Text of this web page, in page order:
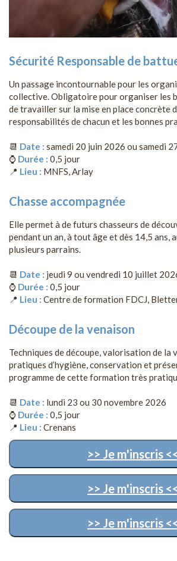
Sécurité Responsable de
Un passage incontournable pour les
collective. Obligatoire pour organiser les
de travailler sur la mise en place concrète
responsabilités de chacun et les bonnes
📆 Date : samedi 20 juin 2026 ou samedi
⌚ Durée : 0,5 jour
📍 Lieu : MNFS, Arlay
Chasse accompagnée
Elle permet à de futurs chasseurs de
pendant un an, à tout âge et dès 14,5 ans,
plusieurs parrains.
📆 Date : jeudi 9 ou vendredi 10 juillet
⌚ Durée : 0,5 jour
📍 Lieu : Centre de formation FDCJ,
Découpe de la venaison
Techniques de découpe, valorisation de la
pratiques d’hygiène, conservation et
programme de cette formation très
📆 Date : lundi 23 ou 30 novembre 2026
⌚ Durée : 0,5 jour
📍 Lieu : Crenans
>> Je m'inscris <<
>> Je m'inscris <<
>> Je m'inscris <<